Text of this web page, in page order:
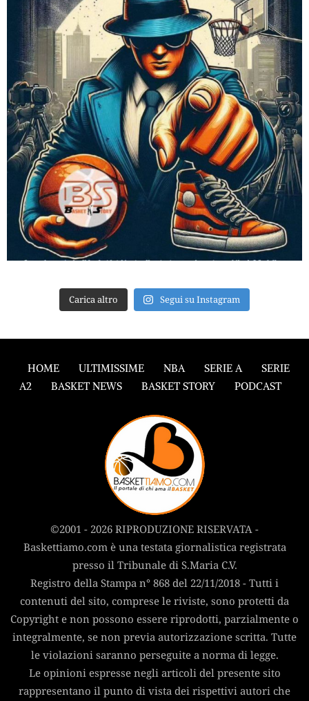
Carica altro Segui su Instagram
HOME ULTIMISSIME NBA SERIE A
SERIE
A2
BASKET NEWS BASKET STORY PODCAST
©2001 - 2026 RIPRODUZIONE RISERVATA -
Baskettiamo.com è una testata giornalistica registrata
presso il Tribunale di S.Maria C.V.
Registro della Stampa n° 868 del 22/11/2018 - Tutti i
contenuti del sito, comprese le riviste, sono protetti da
Copyright e non possono essere riprodotti, parzialmente o
integralmente, se non previa autorizzazione scritta. Tutte
le violazioni saranno perseguite a norma di legge.
Le opinioni espresse negli articoli del presente sito
rappresentano il punto di vista dei rispettivi autori che